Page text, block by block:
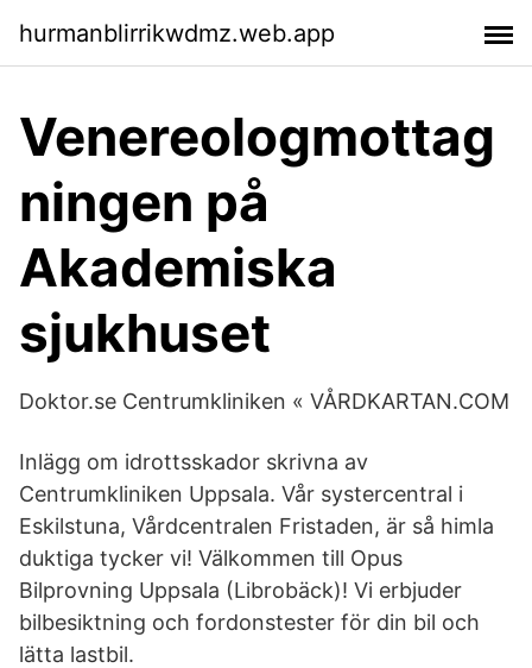
hurmanblirrikwdmz.web.app
Venereologmottag
ningen på
Akademiska
sjukhuset
Doktor.se Centrumkliniken « VÅRDKARTAN.COM
Inlägg om idrottsskador skrivna av
Centrumkliniken Uppsala. Vår systercentral i
Eskilstuna, Vårdcentralen Fristaden, är så himla
duktiga tycker vi! Välkommen till Opus
Bilprovning Uppsala (Librobäck)! Vi erbjuder
bilbesiktning och fordonstester för din bil och
lätta lastbil.